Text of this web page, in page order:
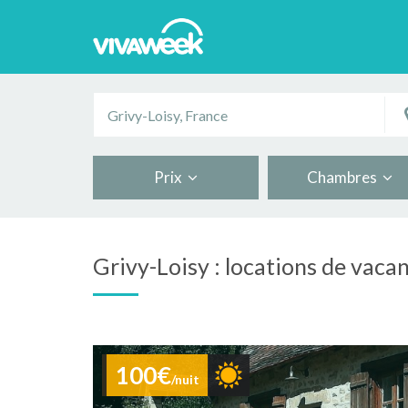
Prix Chambres
Grivy-Loisy : locations de
100€/nuit